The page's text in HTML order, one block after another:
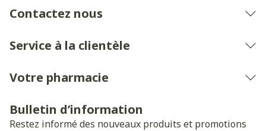
Contactez nous
Service à la clientèle
Votre pharmacie
Bulletin d’information
Restez informé des nouveaux produits et promotions